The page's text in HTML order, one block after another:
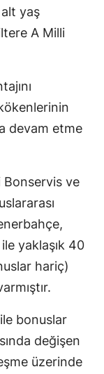
yaş
A Milli
devam etme
Bonservis ve
yaklaşık 40
hariç)
bonuslar
değişen
üzerinde